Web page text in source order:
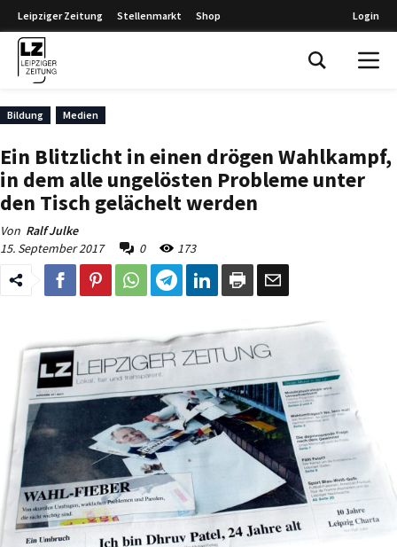
Leipziger Zeitung Stellenmarkt Shop Login
Bildung Medien
Ein Blitzlicht in einen drögen Wahlkampf,
in dem alle ungelösten Probleme unter
den Tisch gelächelt werden
Von Ralf Julke
15. September 2017
0 173